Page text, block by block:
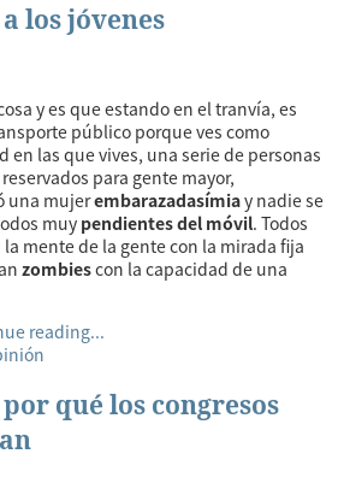
los jóvenes
y es que estando en el tranvía, es
público porque ves como
en las que vives, una serie de personas
para gente mayor,
una mujerembarazadasímiay nadie se
muy pendientes del móvil. Todos
mente de la gente con la mirada fija
zombiescon la capacidad de una
reading...
por qué los congresos